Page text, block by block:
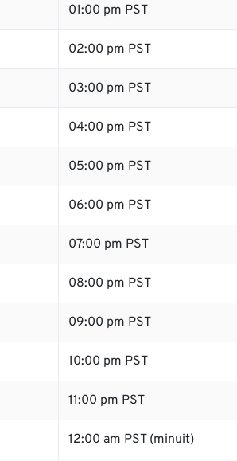
01:00 pm PST
02:00 pm PST
03:00 pm PST
04:00 pm PST
05:00 pm PST
06:00 pm PST
07:00 pm PST
08:00 pm PST
09:00 pm PST
10:00 pm PST
11:00 pm PST
12:00 am PST (minuit)